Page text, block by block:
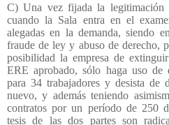
C) Una vez fijada la legitimación
cuando la Sala entra en el
alegadas en la demanda, siendo
fraude de ley y abuso de derecho,
posibilidad la empresa de
ERE aprobado, sólo haga uso de
para 34 trabajadores y desista de
nuevo, y además teniendo
contratos por un período de 250
tesis de las dos partes son